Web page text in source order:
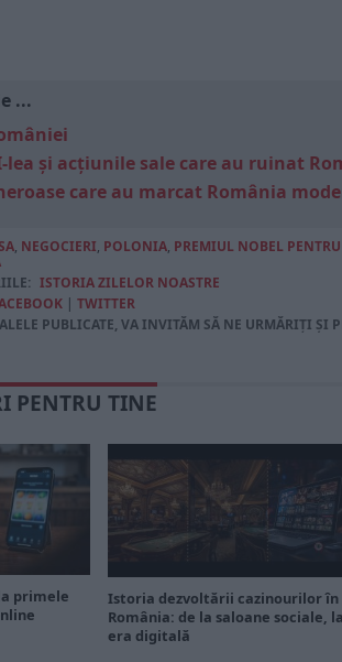
...
lea și acțiunile sale care au ruinat
care au marcat România
, NEGOCIERI, POLONIA, PREMIUL NOBEL PENTRU
ISTORIA ZILELOR NOASTRE
| TWITTER
PUBLICATE, VA INVITĂM SĂ NE URMĂRIȚI ȘI
PENTRU TINE
primele
Istoria dezvoltării cazinourilor în
România: de la saloane sociale, la
era digitală